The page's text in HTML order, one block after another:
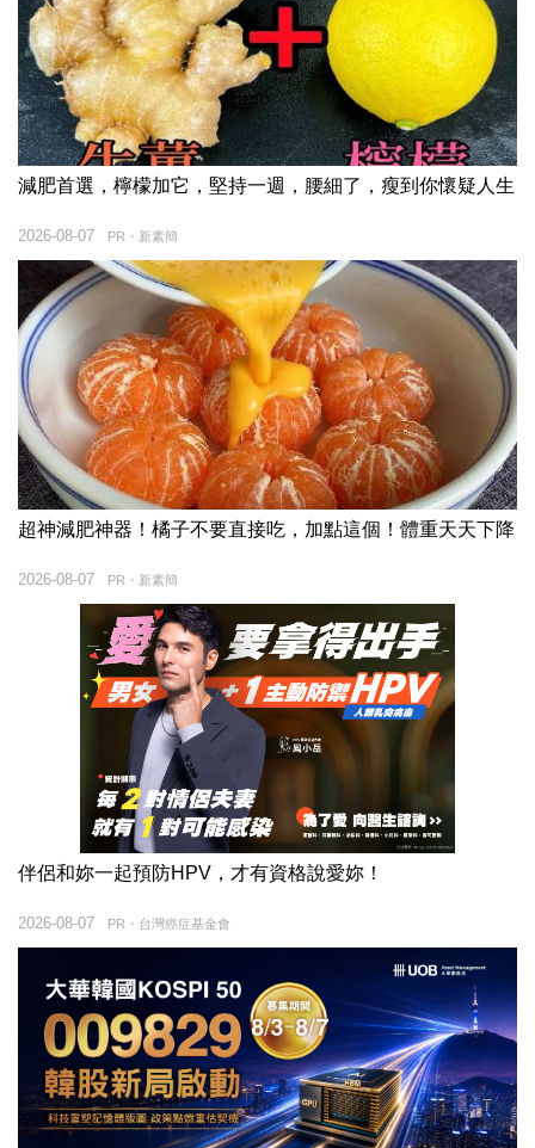
減肥首選，檸檬加它，堅持一週，腰細了，瘦到你懷疑人生
PR・新素簡
2026-08-07
超神減肥神器！橘子不要直接吃，加點這個！體重天天下降
PR・新素簡
2026-08-07
伴侶和妳一起預防HPV，才有資格說愛妳！
PR・台灣癌症基金會
2026-08-07